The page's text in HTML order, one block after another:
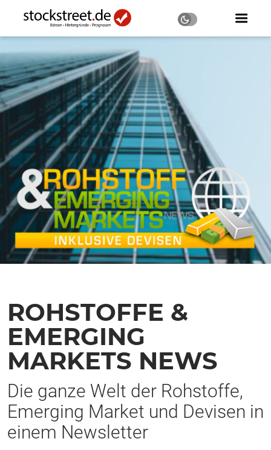
ROHSTOFFE &
EMERGING
MARKETS NEWS
Die ganze Welt der Rohstoffe,
Emerging Market und Devisen in
einem Newsletter